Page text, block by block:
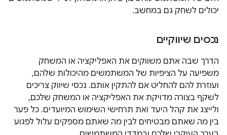
יכולים לשחק גם במחשב.
נכסים שיווקיים
הדרך שבה אתם משווקים את האפליקציה או המשחק
משפיעה על הציפיות של המשתמשים מהיכולות שלהם,
ועוזרת להם להחליט אם להתקין אותם. נכסי שיווק צריכים
לשקף בצורה מדויקת את האפליקציה או המשחק שלכם,
ולייצג את קהל היעד ואת תרחישי השימוש המיועדים. כל פער
בין מה שאתם מבטיחים לבין מה שאתם מספקים עלול לפגוע